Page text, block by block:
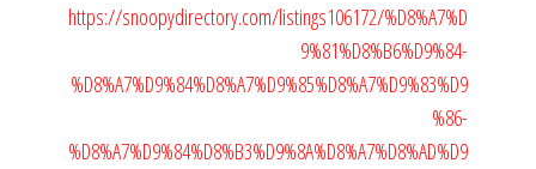
https://snoopydirectory.com/listings106172/%D8%A7%D
9%81%D8%B6%D9%84-
%D8%A7%D9%84%D8%A7%D9%85%D8%A7%D9%83%D9
%86-
%D8%A7%D9%84%D8%B3%D9%8A%D8%A7%D8%AD%D9